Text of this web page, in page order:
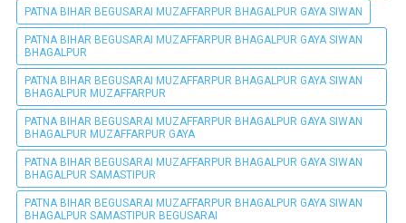
PATNA BIHAR BEGUSARAI MUZAFFARPUR BHAGALPUR GAYA SIWAN
PATNA BIHAR BEGUSARAI MUZAFFARPUR BHAGALPUR GAYA SIWAN
BHAGALPUR
PATNA BIHAR BEGUSARAI MUZAFFARPUR BHAGALPUR GAYA SIWAN
BHAGALPUR MUZAFFARPUR
PATNA BIHAR BEGUSARAI MUZAFFARPUR BHAGALPUR GAYA SIWAN
BHAGALPUR MUZAFFARPUR GAYA
PATNA BIHAR BEGUSARAI MUZAFFARPUR BHAGALPUR GAYA SIWAN
BHAGALPUR SAMASTIPUR
PATNA BIHAR BEGUSARAI MUZAFFARPUR BHAGALPUR GAYA SIWAN
BHAGALPUR SAMASTIPUR BEGUSARAI